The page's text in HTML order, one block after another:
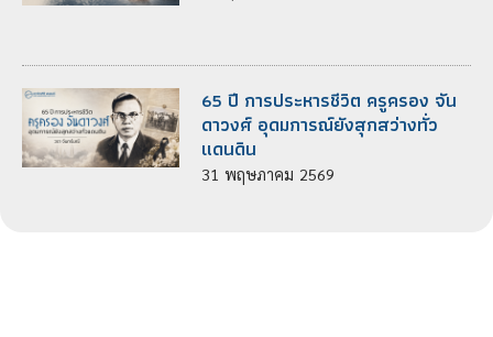
65 ปี การประหารชีวิต ครูครอง จัน
ดาวงศ์ อุดมการณ์ยังสุกสว่างทั่ว
แดนดิน
31 พฤษภาคม 2569